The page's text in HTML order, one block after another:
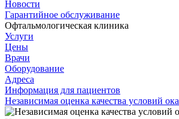
Новости
Гарантийное обслуживание
Офтальмологическая клиника
Услуги
Цены
Врачи
Оборудование
Адреса
Информация для пациентов
Независимая оценка качества условий